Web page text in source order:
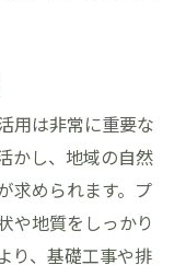
用は非常に重要な
かし、地域の自然
求められます。プ
や地質をしっかり
り、基礎工事や排